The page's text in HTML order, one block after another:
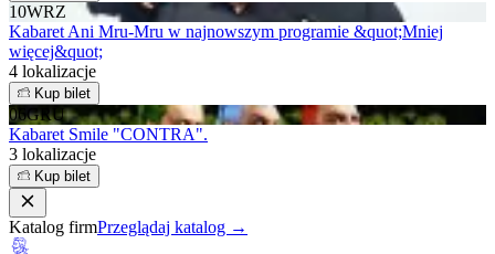
10WRZ
Kabaret Ani Mru-Mru w najnowszym programie &quot;Mniej
więcej&quot;
4 lokalizacje
Kup bilet
06GRU
Kabaret Smile "CONTRA".
3 lokalizacje
Kup bilet
Katalog firmPrzeglądaj katalog →